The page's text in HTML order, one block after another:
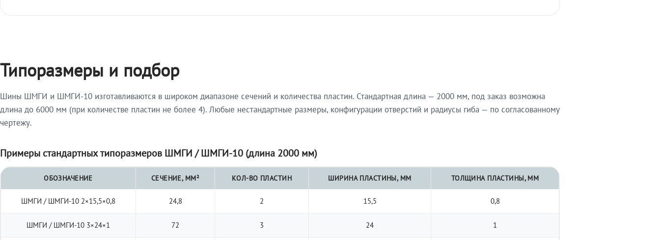
Типоразмеры и подбор
Шины ШМГИ и ШМГИ-10 изготавливаются в широком диапазоне сечений и количества пластин. Стандартная длина — 2000 мм, под заказ возможна
длина до 6000 мм (при количестве пластин не более 4). Любые нестандартные размеры, конфигурации отверстий и радиусы гиба — по согласованному
чертежу.
Примеры стандартных типоразмеров ШМГИ / ШМГИ-10 (длина 2000 мм)
ОБОЗНАЧЕНИЕ СЕЧЕНИЕ, ММ² КОЛ-ВО ПЛАСТИН ШИРИНА ПЛАСТИНЫ, ММ ТОЛЩИНА ПЛАСТИНЫ, ММ
ШМГИ / ШМГИ-10 2×15,5×0,8 24,8 2 15,5 0,8
ШМГИ / ШМГИ-10 3×24×1 72 3 24 1